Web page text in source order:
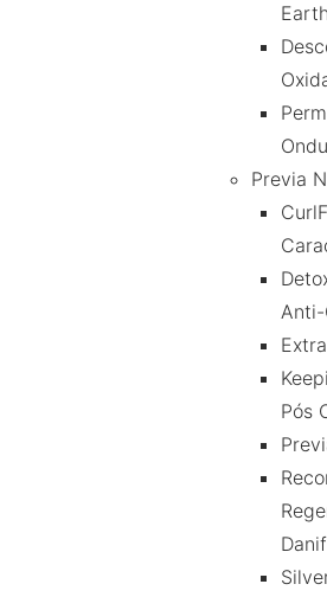
Earth
Previa
Pós